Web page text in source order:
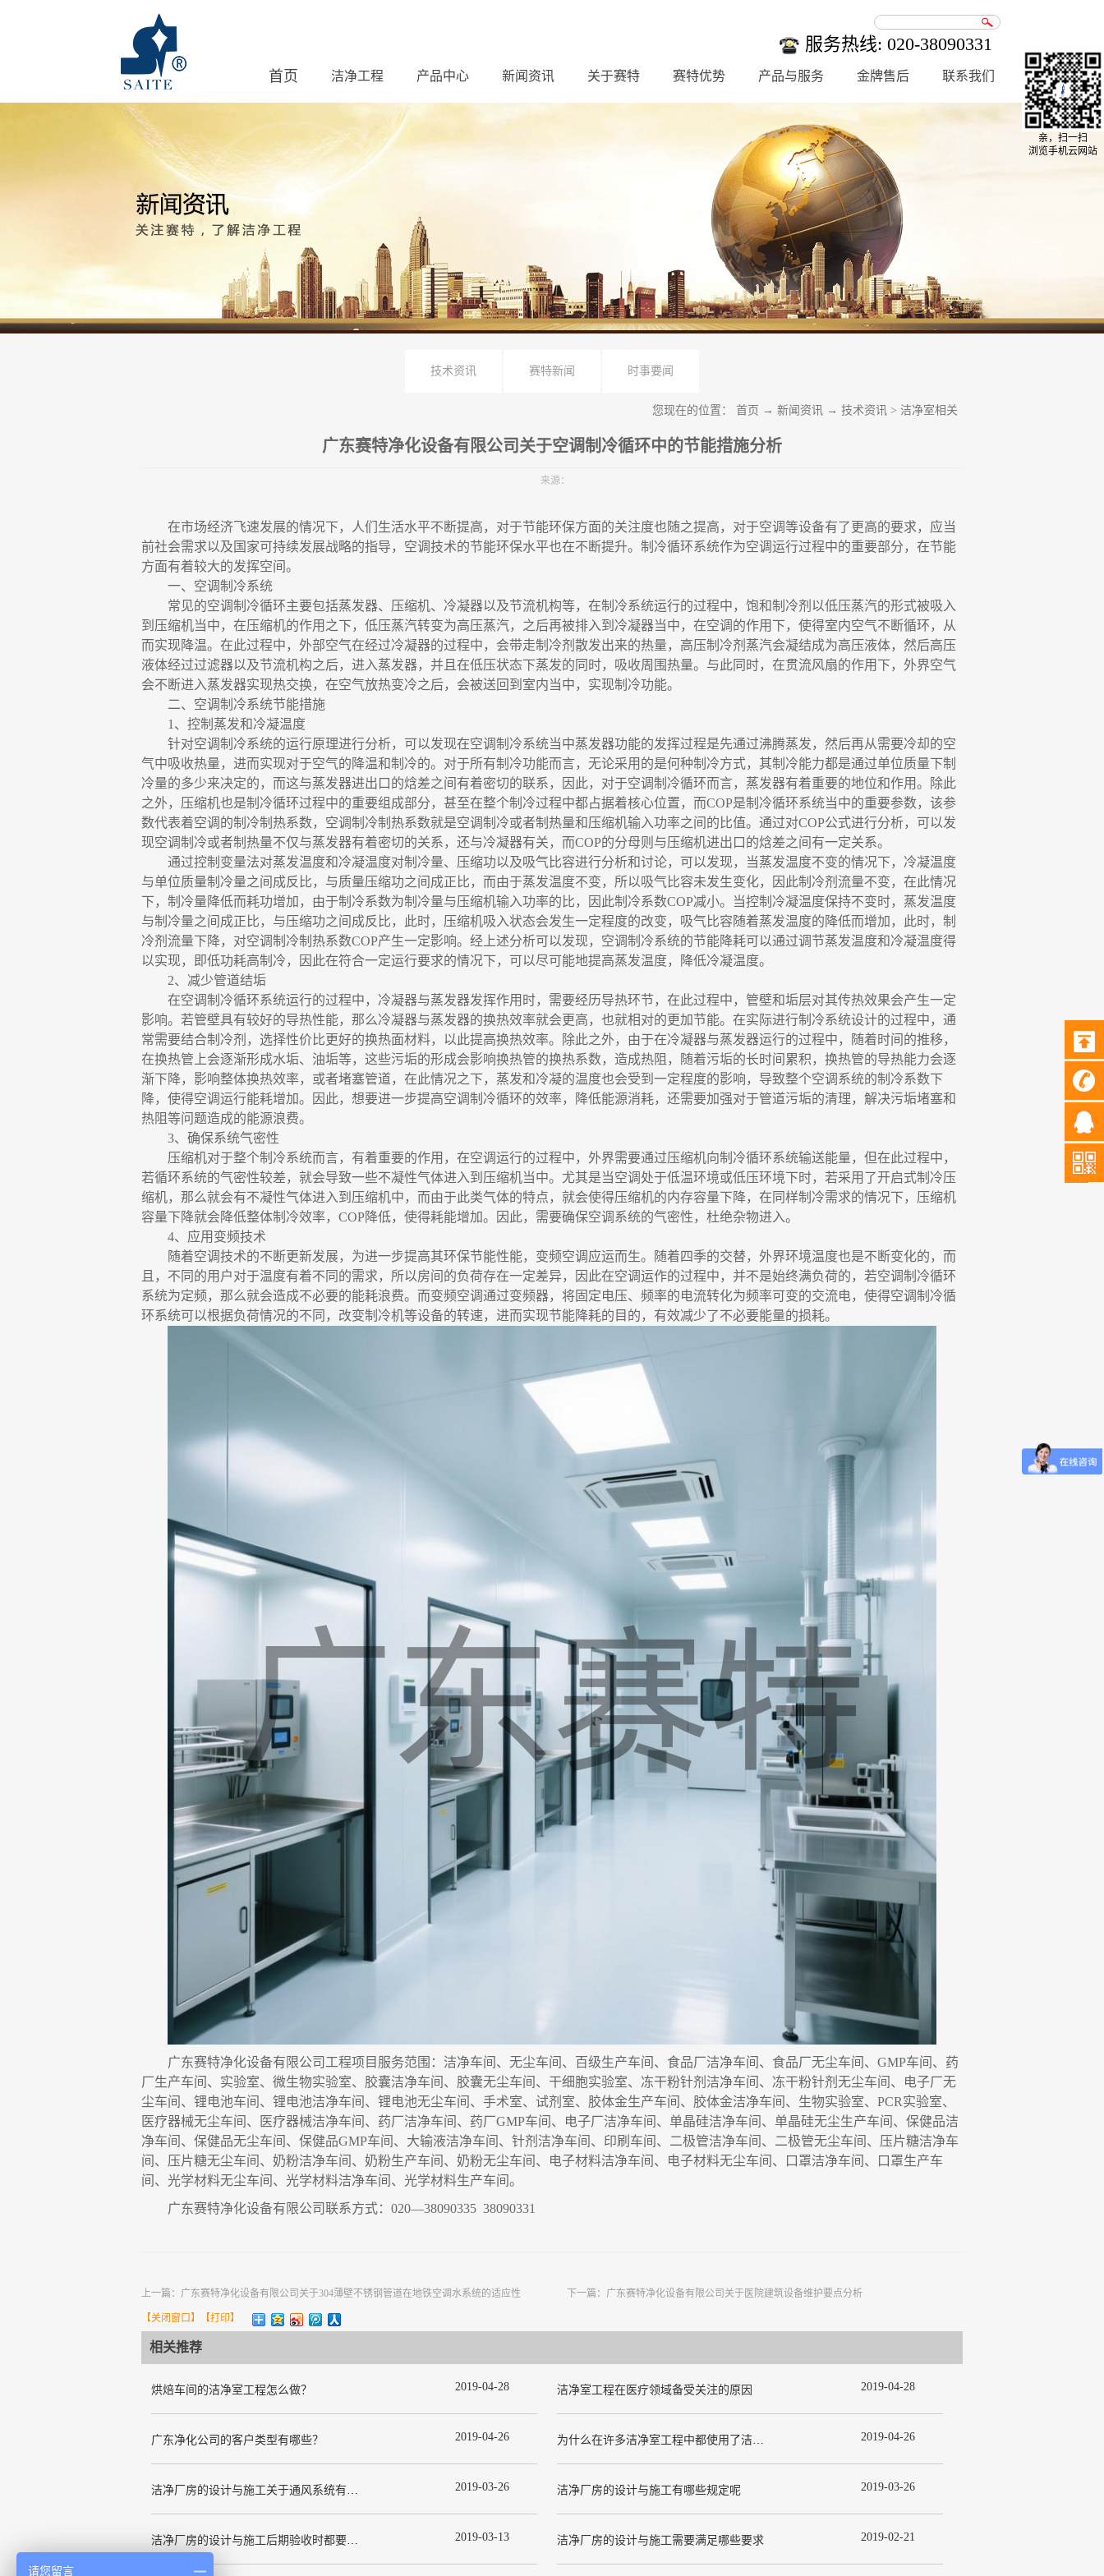
服务热线: 020-38090331
首页 洁净工程 产品中心 新闻资讯 关于赛特 赛特优势 产品与服务 金牌售后 联系我们
技术资讯 赛特新闻 时事要闻
您现在的位置： 首页 → 新闻资讯 → 技术资讯 > 洁净室相关
广东赛特净化设备有限公司关于空调制冷循环中的节能措施分析
来源：
在市场经济飞速发展的情况下，人们生活水平不断提高，对于节能环保方面的关注度也随之提高，对于空调等设备有了更高的要求，应当
前社会需求以及国家可持续发展战略的指导，空调技术的节能环保水平也在不断提升。制冷循环系统作为空调运行过程中的重要部分，在节能
方面有着较大的发挥空间。
一、空调制冷系统
常见的空调制冷循环主要包括蒸发器、压缩机、冷凝器以及节流机构等，在制冷系统运行的过程中，饱和制冷剂以低压蒸汽的形式被吸入
到压缩机当中，在压缩机的作用之下，低压蒸汽转变为高压蒸汽，之后再被排入到冷凝器当中，在空调的作用下，使得室内空气不断循环，从
而实现降温。在此过程中，外部空气在经过冷凝器的过程中，会带走制冷剂散发出来的热量，高压制冷剂蒸汽会凝结成为高压液体，然后高压
液体经过过滤器以及节流机构之后，进入蒸发器，并且在低压状态下蒸发的同时，吸收周围热量。与此同时，在贯流风扇的作用下，外界空气
会不断进入蒸发器实现热交换，在空气放热变冷之后，会被送回到室内当中，实现制冷功能。
二、空调制冷系统节能措施
1、控制蒸发和冷凝温度
针对空调制冷系统的运行原理进行分析，可以发现在空调制冷系统当中蒸发器功能的发挥过程是先通过沸腾蒸发，然后再从需要冷却的空
气中吸收热量，进而实现对于空气的降温和制冷的。对于所有制冷功能而言，无论采用的是何种制冷方式，其制冷能力都是通过单位质量下制
冷量的多少来决定的，而这与蒸发器进出口的焓差之间有着密切的联系，因此，对于空调制冷循环而言，蒸发器有着重要的地位和作用。除此
之外，压缩机也是制冷循环过程中的重要组成部分，甚至在整个制冷过程中都占据着核心位置，而COP是制冷循环系统当中的重要参数，该参
数代表着空调的制冷制热系数，空调制冷制热系数就是空调制冷或者制热量和压缩机输入功率之间的比值。通过对COP公式进行分析，可以发
现空调制冷或者制热量不仅与蒸发器有着密切的关系，还与冷凝器有关，而COP的分母则与压缩机进出口的焓差之间有一定关系。
通过控制变量法对蒸发温度和冷凝温度对制冷量、压缩功以及吸气比容进行分析和讨论，可以发现，当蒸发温度不变的情况下，冷凝温度
与单位质量制冷量之间成反比，与质量压缩功之间成正比，而由于蒸发温度不变，所以吸气比容未发生变化，因此制冷剂流量不变，在此情况
下，制冷量降低而耗功增加，由于制冷系数为制冷量与压缩机输入功率的比，因此制冷系数COP减小。当控制冷凝温度保持不变时，蒸发温度
与制冷量之间成正比，与压缩功之间成反比，此时，压缩机吸入状态会发生一定程度的改变，吸气比容随着蒸发温度的降低而增加，此时，制
冷剂流量下降，对空调制冷制热系数COP产生一定影响。经上述分析可以发现，空调制冷系统的节能降耗可以通过调节蒸发温度和冷凝温度得
以实现，即低功耗高制冷，因此在符合一定运行要求的情况下，可以尽可能地提高蒸发温度，降低冷凝温度。
2、减少管道结垢
在空调制冷循环系统运行的过程中，冷凝器与蒸发器发挥作用时，需要经历导热环节，在此过程中，管壁和垢层对其传热效果会产生一定
影响。若管壁具有较好的导热性能，那么冷凝器与蒸发器的换热效率就会更高，也就相对的更加节能。在实际进行制冷系统设计的过程中，通
常需要结合制冷剂，选择性价比更好的换热面材料，以此提高换热效率。除此之外，由于在冷凝器与蒸发器运行的过程中，随着时间的推移，
在换热管上会逐渐形成水垢、油垢等，这些污垢的形成会影响换热管的换热系数，造成热阻，随着污垢的长时间累积，换热管的导热能力会逐
渐下降，影响整体换热效率，或者堵塞管道，在此情况之下，蒸发和冷凝的温度也会受到一定程度的影响，导致整个空调系统的制冷系数下
降，使得空调运行能耗增加。因此，想要进一步提高空调制冷循环的效率，降低能源消耗，还需要加强对于管道污垢的清理，解决污垢堵塞和
热阻等问题造成的能源浪费。
3、 确保系统气密性
压缩机对于整个制冷系统而言，有着重要的作用，在空调运行的过程中，外界需要通过压缩机向制冷循环系统输送能量，但在此过程中，
若循环系统的气密性较差，就会导致一些不凝性气体进入到压缩机当中。尤其是当空调处于低温环境或低压环境下时，若采用了开启式制冷压
缩机，那么就会有不凝性气体进入到压缩机中，而由于此类气体的特点，就会使得压缩机的内存容量下降，在同样制冷需求的情况下，压缩机
容量下降就会降低整体制冷效率， COP降低，使得耗能增加。因此，需要确保空调系统的气密性，杜绝杂物进入。
4、应用变频技术
随着空调技术的不断更新发展，为进一步提高其环保节能性能，变频空调应运而生。随着四季的交替，外界环境温度也是不断变化的，而
且，不同的用户对于温度有着不同的需求，所以房间的负荷存在一定差异，因此在空调运作的过程中，并不是始终满负荷的，若空调制冷循环
系统为定频，那么就会造成不必要的能耗浪费。而变频空调通过变频器，将固定电压、频率的电流转化为频率可变的交流电，使得空调制冷循
环系统可以根据负荷情况的不同，改变制冷机等设备的转速，进而实现节能降耗的目的，有效减少了不必要能量的损耗。
广东赛特净化设备有限公司 工程项目服务范围 ：洁净车间、无尘车间、百级生产车间、食品厂洁净车间、食品厂无尘车间、 GMP车间、药
厂生产车间、实验室、微生物实验室、 胶囊洁净车间、胶囊无尘车间 、干细胞实验室、 冻干粉针剂洁净车间 、 冻干粉针剂无尘车间 、
电子厂无
尘车间、锂电池车间、锂电池洁净车间、锂电池无尘车间、手术室、试剂室、胶体金生产车间、胶体金洁净车间、生物实验室、 PCR实验室、
医疗器械无尘车间、医疗器械洁净车间、药厂洁净车间、药厂GMP车间、电子厂洁净车间、单晶硅洁净车间、单晶硅无尘生产车间 、保健品洁
净车间、保健品无尘车间、保健品GMP车间、大输液洁净车间、针剂洁净车间、印刷车间、二极管洁净车间、二极管无尘车间、压片糖洁净车
间、压片糖无尘车间、奶粉洁净车间、奶粉生产车间、奶粉无尘车间、电子材料洁净车间、电子材料无尘车间、口罩洁净车间、口罩生产车
间、光学材料无尘车间、光学材料洁净车间、光学材料生产车间 。
广东赛特净化设备有限公司联系方式： 020—38090335 38090331
上一篇： 广东赛特净化设备有限公司关于304薄壁不锈钢管道在地铁空调水系统的适应性 下一篇： 广东赛特净化设备有限公司关于医院建筑设备维护要点分析
【关闭窗口】【打印】
相关推荐
烘焙车间的洁净室工程怎么做？ 2019-04-28 洁净室工程在医疗领域备受关注的原因 2019-04-28
广东净化公司的客户类型有哪些？ 2019-04-26 为什么在许多洁净室工程中都使用了洁净板材？ 2019-04-26
洁净厂房的设计与施工关于通风系统有哪些要求 2019-03-26 洁净厂房的设计与施工有哪些规定呢 2019-03-26
洁净厂房的设计与施工后期验收时都要关注哪几项呢 2019-03-13 洁净厂房的设计与施工需要满足哪些要求 2019-02-21
亲，扫一扫
浏览手机云网站
请您留言